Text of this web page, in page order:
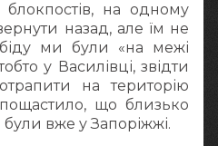
на одному
назад, але їм не
ми були «на межі
у Василівці, звідти
на територію
що близько
вже у Запоріжжі.